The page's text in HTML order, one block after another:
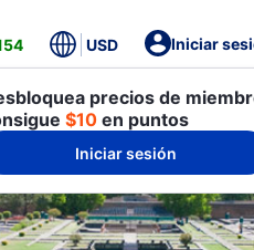
USD Iniciar
precios de
$10 en puntos
Iniciar sesión